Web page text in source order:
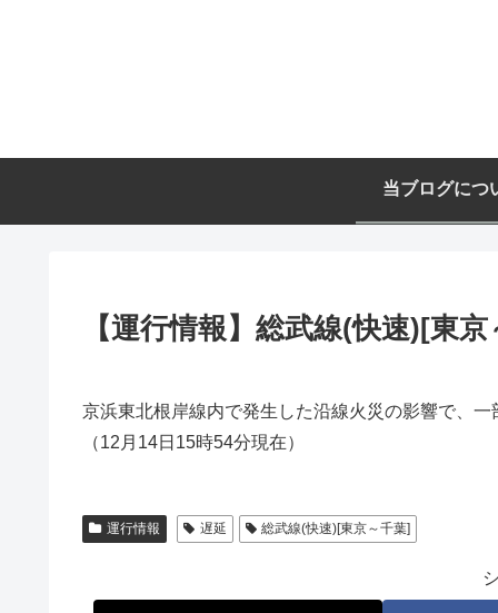
当ブログにつ
【運行情報】総武線(快速)[東
京浜東北根岸線内で発生した沿線火災の影響で、一
（12月14日15時54分現在）
運行情報 遅延 総武線(快速)[東京～千葉]